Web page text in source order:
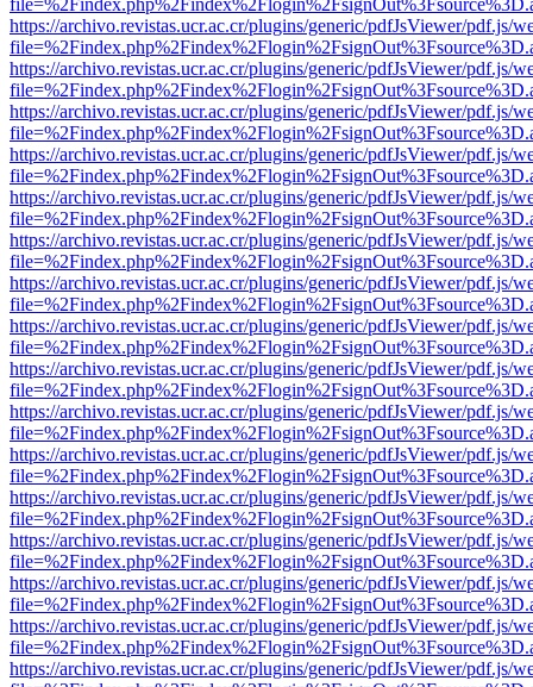
https://archivo.revistas.ucr.ac.cr/plugins/generic/pdfJsViewer/pdf.js/
https://archivo.revistas.ucr.ac.cr/plugins/generic/pdfJsViewer/pdf.js/
https://archivo.revistas.ucr.ac.cr/plugins/generic/pdfJsViewer/pdf.js/
https://archivo.revistas.ucr.ac.cr/plugins/generic/pdfJsViewer/pdf.js/
https://archivo.revistas.ucr.ac.cr/plugins/generic/pdfJsViewer/pdf.js/
https://archivo.revistas.ucr.ac.cr/plugins/generic/pdfJsViewer/pdf.js/
https://archivo.revistas.ucr.ac.cr/plugins/generic/pdfJsViewer/pdf.js/
https://archivo.revistas.ucr.ac.cr/plugins/generic/pdfJsViewer/pdf.js/
https://archivo.revistas.ucr.ac.cr/plugins/generic/pdfJsViewer/pdf.js/
https://archivo.revistas.ucr.ac.cr/plugins/generic/pdfJsViewer/pdf.js/
https://archivo.revistas.ucr.ac.cr/plugins/generic/pdfJsViewer/pdf.js/
https://archivo.revistas.ucr.ac.cr/plugins/generic/pdfJsViewer/pdf.js/
https://archivo.revistas.ucr.ac.cr/plugins/generic/pdfJsViewer/pdf.js/
https://archivo.revistas.ucr.ac.cr/plugins/generic/pdfJsViewer/pdf.js/
https://archivo.revistas.ucr.ac.cr/plugins/generic/pdfJsViewer/pdf.js/
https://archivo.revistas.ucr.ac.cr/plugins/generic/pdfJsViewer/pdf.js/